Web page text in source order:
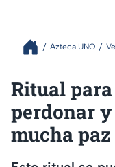
Azteca UNO
Ritual
perdonar
mucha